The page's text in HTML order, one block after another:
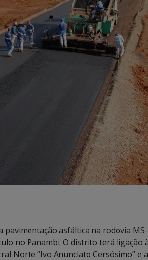
asfáltica na rodovia
no Panambi. O distrito terá ligação
Norte “Ivo Anunciato Cersósimo” e